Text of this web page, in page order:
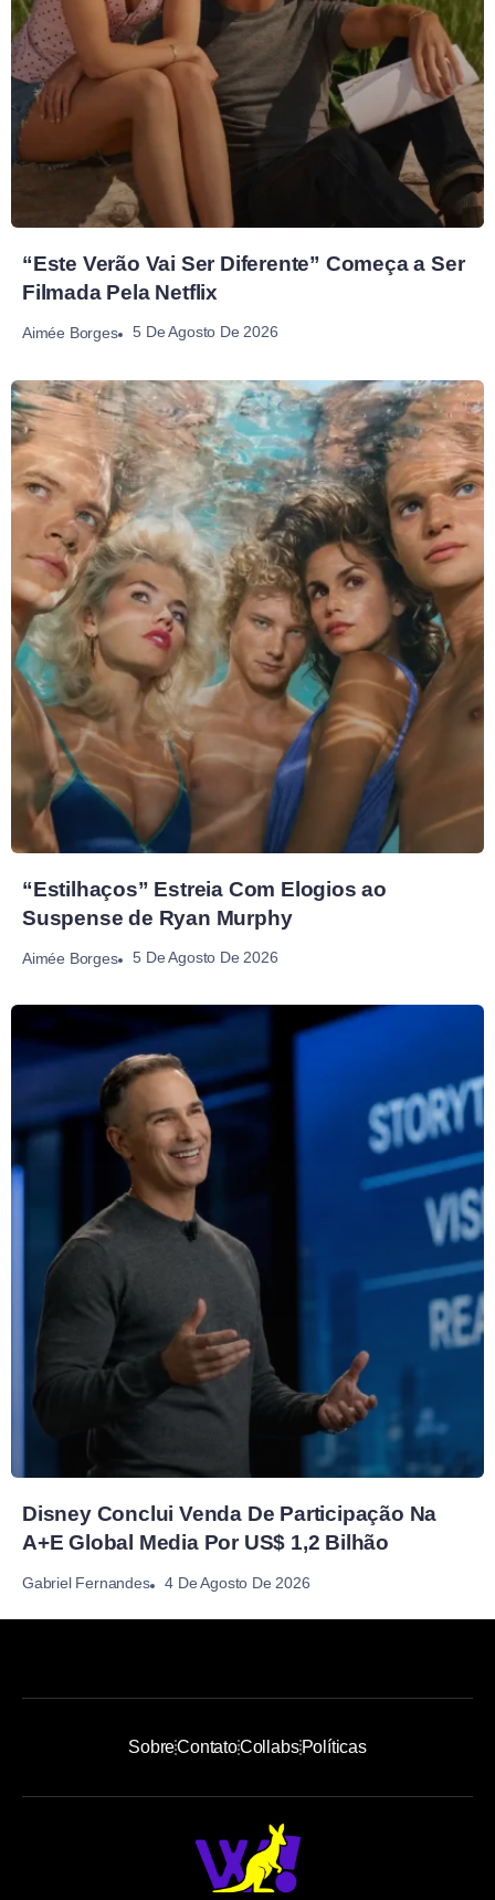
“Este Verão Vai Ser Diferente” Começa a Ser
Filmada Pela Netflix
Aimée Borges 5 De Agosto De 2026
“Estilhaços” Estreia Com Elogios ao
Suspense de Ryan Murphy
Aimée Borges 5 De Agosto De 2026
Disney Conclui Venda De Participação Na
A+E Global Media Por US$ 1,2 Bilhão
Gabriel Fernandes 4 De Agosto De 2026
SobreContatoCollabsPolíticas